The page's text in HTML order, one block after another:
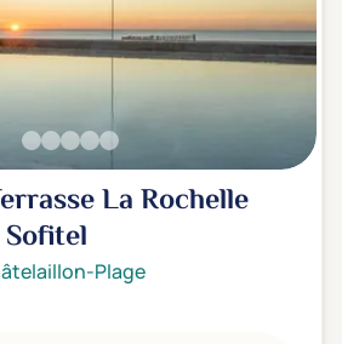
La Rochelle
Plage